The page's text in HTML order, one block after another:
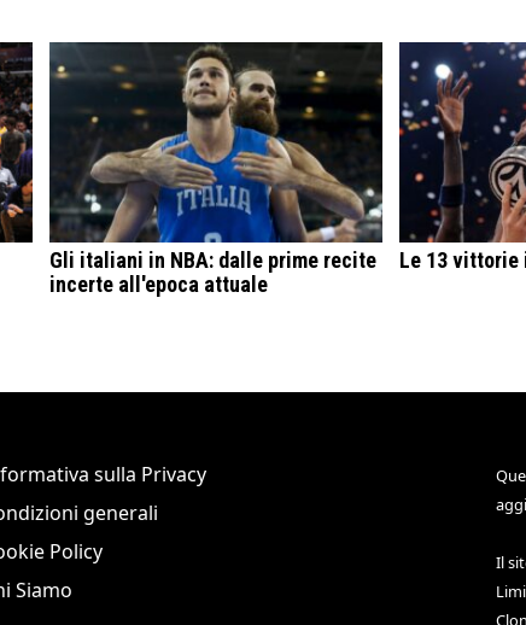
Gli italiani in NBA: dalle prime recite
incerte all'epoca attuale
Le 13 vittorie
sulla Privacy
generali
Policy
Siamo
Il